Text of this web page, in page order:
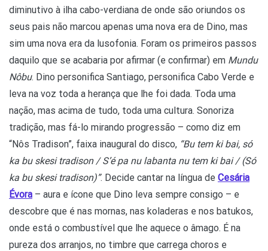
diminutivo à ilha cabo-verdiana de onde são oriundos os
seus pais não marcou apenas uma nova era de Dino, mas
sim uma nova era da lusofonia. Foram os primeiros passos
daquilo que se acabaria por afirmar (e confirmar) em Mundu
Nôbu. Dino personifica Santiago, personifica Cabo Verde e
leva na voz toda a herança que lhe foi dada. Toda uma
nação, mas acima de tudo, toda uma cultura. Sonoriza
tradição, mas fá-lo mirando progressão – como diz em
“Nôs Tradison”, faixa inaugural do disco, “Bu tem ki bai, só
ka bu skesi tradison / S’é pa nu labanta nu tem ki bai / (Só
ka bu skesi tradison)”. Decide cantar na língua de Cesária
Évora – aura e ícone que Dino leva sempre consigo – e
descobre que é nas mornas, nas koladeras e nos batukos,
onde está o combustível que lhe aquece o âmago. É na
pureza dos arranjos, no timbre que carrega choros e